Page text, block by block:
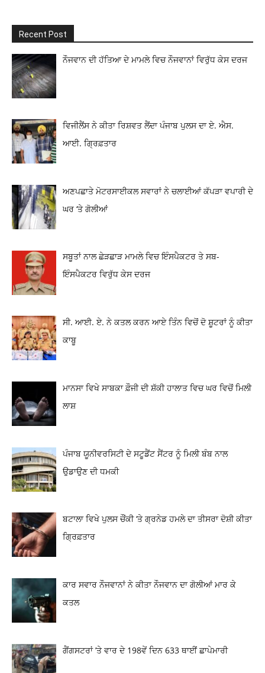
Recent Post
ਨੌਜਵਾਨ ਦੀ ਹੱਤਿਆ ਦੇ ਮਾਮਲੇ ਵਿਚ ਨੌਜਵਾਨਾਂ ਵਿਰੁੱਧ ਕੇਸ ਦਰਜ
ਵਿਜੀਲੈਂਸ ਨੇ ਕੀਤਾ ਰਿਸ਼ਵਤ ਲੈਂਦਾ ਪੰਜਾਬ ਪੁਲਸ ਦਾ ਏ. ਐਸ.
ਆਈ. ਗ੍ਰਿਫ਼ਤਾਰ
ਅਣਪਛਾਤੇ ਮੋਟਰਸਾਈਕਲ ਸਵਾਰਾਂ ਨੇ ਚਲਾਈਆਂ ਕੱਪੜਾ ਵਪਾਰੀ ਦੇ
ਘਰ ‘ਤੇ ਗੋਲੀਆਂ
ਸਬੂਤਾਂ ਨਾਲ ਛੇੜਛਾੜ ਮਾਮਲੇ ਵਿਚ ਇੰਸਪੈਕਟਰ ਤੇ ਸਬ-
ਇੰਸਪੈਕਟਰ ਵਿਰੁੱਧ ਕੇਸ ਦਰਜ
ਸੀ. ਆਈ. ਏ. ਨੇ ਕਤਲ ਕਰਨ ਆਏ ਤਿੰਨ ਵਿਚੋਂ ਦੋ ਸ਼ੂਟਰਾਂ ਨੂੰ ਕੀਤਾ
ਕਾਬੂ
ਮਾਨਸਾ ਵਿਖੇ ਸਾਬਕਾ ਫ਼ੌਜੀ ਦੀ ਸ਼ੱਕੀ ਹਾਲਾਤ ਵਿਚ ਘਰ ਵਿਚੋਂ ਮਿਲੀ
ਲਾਸ਼
ਪੰਜਾਬ ਯੂਨੀਵਰਸਿਟੀ ਦੇ ਸਟੂਡੈਂਟ ਸੈਂਟਰ ਨੂੰ ਮਿਲੀ ਬੰਬ ਨਾਲ
ਉਡਾਉਣ ਦੀ ਧਮਕੀ
ਬਟਾਲਾ ਵਿਖੇ ਪੁਲਸ ਚੌਂਕੀ ‘ਤੇ ਗ੍ਰਨੇਡ ਹਮਲੇ ਦਾ ਤੀਸਰਾ ਦੋਸ਼ੀ ਕੀਤਾ
ਗ੍ਰਿਫ਼ਤਾਰ
ਕਾਰ ਸਵਾਰ ਨੌਜਵਾਨਾਂ ਨੇ ਕੀਤਾ ਨੌਜਵਾਨ ਦਾ ਗੋਲੀਆਂ ਮਾਰ ਕੇ
ਕਤਲ
ਗੈਂਗਸਟਰਾਂ ’ਤੇ ਵਾਰ ਦੇ 198ਵੇਂ ਦਿਨ 633 ਥਾਈਂ ਛਾਪੇਮਾਰੀ